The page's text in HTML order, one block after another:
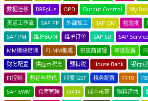
数据迁移
BRFplus OPD Output Control My
灵活工作流
SAP PP 外部加工 SAP QM 检验批
SAP PM
维护BOM 维护订单 SAP SD SAP Service
MM模块培训
FI-MM集成 供应商管理 审批配置
财务配置
供应商税务 预扣税 House Bank 银行
FI控制
验证与替代 印度 GST 税务配置 F110
SAP EWM
仓库管理 OX14 成本核算 物料评估